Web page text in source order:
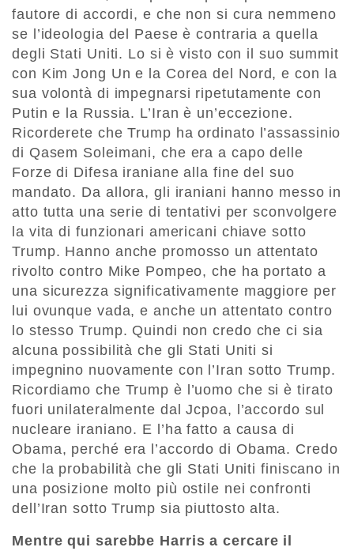
fautore di accordi, e che non si cura nemmeno
se l’ideologia del Paese è contraria a quella
degli Stati Uniti. Lo si è visto con il suo summit
con Kim Jong Un e la Corea del Nord, e con la
sua volontà di impegnarsi ripetutamente con
Putin e la Russia. L’Iran è un’eccezione.
Ricorderete che Trump ha ordinato l’assassinio
di Qasem Soleimani, che era a capo delle
Forze di Difesa iraniane alla fine del suo
mandato. Da allora, gli iraniani hanno messo in
atto tutta una serie di tentativi per sconvolgere
la vita di funzionari americani chiave sotto
Trump. Hanno anche promosso un attentato
rivolto contro Mike Pompeo, che ha portato a
una sicurezza significativamente maggiore per
lui ovunque vada, e anche un attentato contro
lo stesso Trump. Quindi non credo che ci sia
alcuna possibilità che gli Stati Uniti si
impegnino nuovamente con l’Iran sotto Trump.
Ricordiamo che Trump è l’uomo che si è tirato
fuori unilateralmente dal Jcpoa, l’accordo sul
nucleare iraniano. E l’ha fatto a causa di
Obama, perché era l’accordo di Obama. Credo
che la probabilità che gli Stati Uniti finiscano in
una posizione molto più ostile nei confronti
dell’Iran sotto Trump sia piuttosto alta.
Mentre qui sarebbe Harris a cercare il